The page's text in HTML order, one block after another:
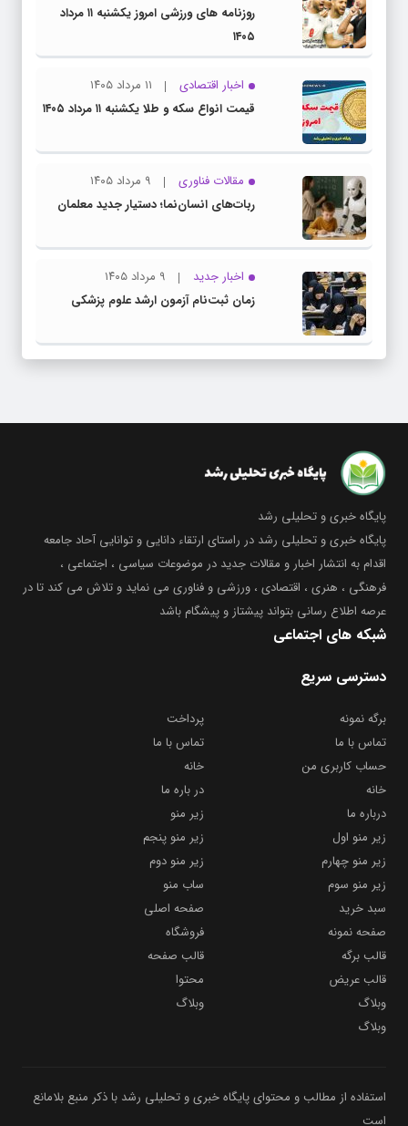
روزنامه های ورزشی امروز یکشنبه ۱۱ مرداد
۱۴۰۵
اخبار اقتصادی
۱۱ مرداد ۱۴۰۵
قیمت انواع سکه و طلا یکشنبه ۱۱ مرداد ۱۴۰۵
مقالات فناوری
۹ مرداد ۱۴۰۵
ربات‌های انسان‌نما؛ دستیار جدید معلمان
اخبار جدید
۹ مرداد ۱۴۰۵
زمان ثبت‌نام آزمون ارشد علوم پزشکی
پایگاه خبری و تحلیلی رشد
پایگاه خبری و تحلیلی رشد در راستای ارتقاء دانایی و توانایی آحاد جامعه
اقدام به انتشار اخبار و مقالات جدید در موضوعات سیاسی ، اجتماعی ،
فرهنگی ، هنری ، اقتصادی ، ورزشی و فناوری می نماید و تلاش می کند تا در
عرصه اطلاع رسانی بتواند پیشتاز و پیشگام باشد
شبکه های اجتماعی
دسترسی سریع
برگه نمونه
پرداخت
تماس با ما
تماس با ما
حساب کاربری من
خانه
خانه
در باره ما
درباره ما
زیر منو
زیر منو اول
زیر منو پنجم
زیر منو چهارم
زیر منو دوم
زیر منو سوم
ساب منو
سبد خرید
صفحه اصلی
صفحه نمونه
فروشگاه
قالب برگه
قالب صفحه
قالب عریض
محتوا
وبلاگ
وبلاگ
وبلاگ
استفاده از مطالب و محتوای پایگاه خبری و تحلیلی رشد با ذکر منبع بلامانع
است